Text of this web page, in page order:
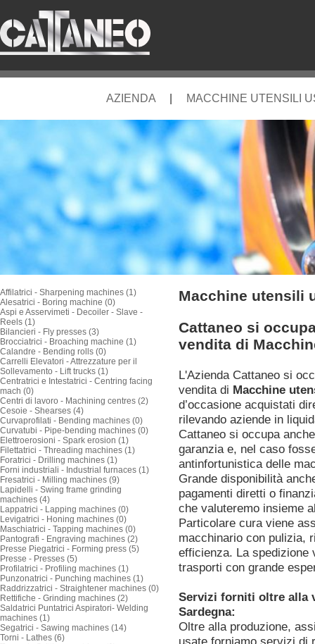
AZIENDA MACCHINE UTENSILI
Affilatrici - Sharpening machines (1)
Alesatrici - Boring machine (0)
Aspi e Asservimeti - Decoiler - Slave -
Reels (1)
Bilancieri - Fly presses (3)
Brocciatrici - Broaching machine (1)
Calandre - Bending rolls (0)
Carrelli Elevatori - Attrezzature per il
Sollevamento - Lift trucks (1)
Centratrici e Intestatrici - Centring facing
mach (0)
Centri di lavoro - Machining centres (2)
Cesoie - Shearses (4)
Curvaprofilati - Bending machines (0)
Curvatubi - Pipe-bending machines (0)
Elettroerosioni - Spark erosion (1)
Filettatrici - Threading machines (1)
Foratrici - Drilling machines (1)
Forni industriali - Industrial furnaces (1)
Fresatrici - Milling machines (9)
Lapidelli - Swing frame grinding
machines (4)
Lappatrici - Lapping machines (0)
Levigatrici - Honing machines (0)
Maschiatrici - Tapping machines (0)
Pantografi - Engraving machines (2)
Presse Piegatrici - Forming press (5)
Presse - Presses (5)
Profilatrici - Profiling machines (1)
Punzonatrici - Punching machines (1)
Raddrizzatrici - Straightener machines (0)
Rettifiche - Grinding machines (2)
Saldatrici Puntatrici Aspiratori- Welding
machines (1)
Segatrici - Sawing machines (14)
Torni - Lathes (6)
Macchine utensili
Cattaneo si
vendita di
L'Azienda Cattaneo si
vendita di Macchine
d’occasione acquistati
rilevando aziende in
Cattaneo si occupa
garanzia e, nel caso
antinfortunistica delle
Grande disponibilità
pagamenti diretti o
che valuteremo insieme
Particolare cura viene
macchinario con pulizia,
efficienza. La spedizione
trasporti con grande
Servizi forniti oltre alla
Sardegna:
Oltre alla produzione,
usate forniamo servizi di